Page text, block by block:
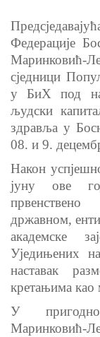
Федерације
Маринковић-
сједници
у БиХ под
људски
здравља у
08. и 9.
Након
јуну ове
државном,
академске
Уједињених
наставак
кретањима као
У
Маринковић-